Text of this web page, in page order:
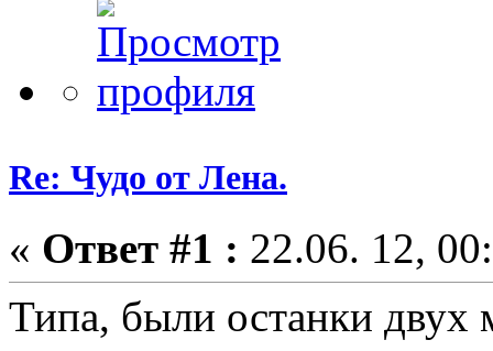
Re: Чудо от Лена.
« Ответ #1 : 22.06. 12,
Типа, были останки